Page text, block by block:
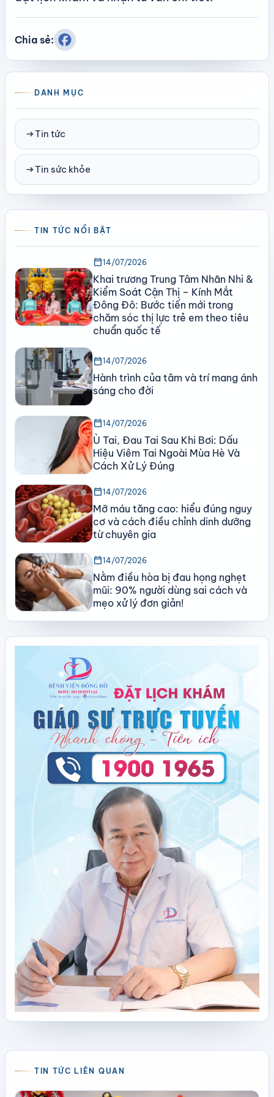
Chia sẻ:
DANH MỤC
arrow_right_altTin tức
arrow_right_altTin sức khỏe
TIN TỨC NỔI BẬT
calendar_today14/07/2026
Khai trương Trung Tâm Nhãn Nhi &
Kiểm Soát Cận Thị – Kính Mắt
Đông Đô: Bước tiến mới trong
chăm sóc thị lực trẻ em theo tiêu
chuẩn quốc tế
calendar_today14/07/2026
Hành trình của tâm và trí mang ánh
sáng cho đời
calendar_today14/07/2026
Ù Tai, Đau Tai Sau Khi Bơi: Dấu
Hiệu Viêm Tai Ngoài Mùa Hè Và
Cách Xử Lý Đúng
calendar_today14/07/2026
Mỡ máu tăng cao: hiểu đúng nguy
cơ và cách điều chỉnh dinh dưỡng
từ chuyên gia
calendar_today14/07/2026
Nằm điều hòa bị đau họng nghẹt
mũi: 90% người dùng sai cách và
mẹo xử lý đơn giản!
TIN TỨC LIÊN QUAN